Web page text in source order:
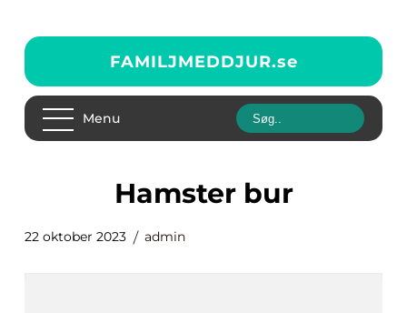
FAMILJMEDDJUR.se
Menu
hamster bur
22 oktober 2023 admin